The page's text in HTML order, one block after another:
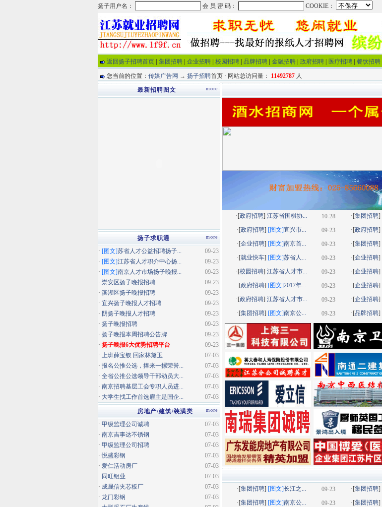
返回扬子招聘首页
集团招聘 企业招聘 校园招聘 品牌招聘 金融招聘 政府招聘 医疗招聘 餐饮招聘
您当前的位置： 传媒广告网 → 扬子招聘首页 · 网站总访问量： 11492787 人
10-28
·[政府招聘]江苏省围棋协... ·[集团招聘]
09-23
·[政府招聘] [图文]宜兴市... ·[政府招聘]
09-23
·[企业招聘] [图文]南京首... ·[集团招聘]
09-23
·[就业快车] [图文]苏省人... ·[企业招聘]
09-23
·[校园招聘]江苏省人才市... ·[企业招聘]
09-23
·[政府招聘] [图文]2017年... ·[企业招聘]
09-23
·[政府招聘]江苏省人才市... ·[企业招聘]
09-23
·[集团招聘] [图文]南京公... ·[品牌招聘]
09-23
·[集团招聘] [图文]长江之... ·[集团招聘]
09-23
·[集团招聘] [图文]南京公... ·[集团招聘]
more
最新招聘图文
more
扬子求职通
09-23
· [图文]苏省人才公益招聘扬子...
09-23
· [图文]江苏省人才职介中心扬...
09-23
· [图文]南京人才市场扬子晚报...
09-23
· 崇安区扬子晚报招聘
09-23
· 滨湖区扬子晚报招聘
09-23
· 宜兴扬子晚报人才招聘
09-23
· 阴扬子晚报人才招聘
09-23
· 扬子晚报招聘
09-23
· 扬子晚报本周招聘公告牌
09-23
· 扬子晚报6大优势招聘平台
07-03
· 上班薛宝钗 回家林黛玉
07-03
· 报名公推公选，捧来一摞荣誉...
07-03
· 全省公推公选领导干部动员大...
07-03
· 南京招聘基层工会专职人员进...
07-03
· 大学生找工作首选雇主是国企...
more
房地产/建筑/装潢类
07-03
· 甲级监理公司诚聘
07-03
· 南京吉事达不锈钢
07-03
· 甲级监理公司招聘
07-03
·悦盛彩钢
07-03
· 爱仁活动房厂
07-03
· 同旺铝业
07-03
· 成晟信夹芯板厂
07-03
· 龙门彩钢